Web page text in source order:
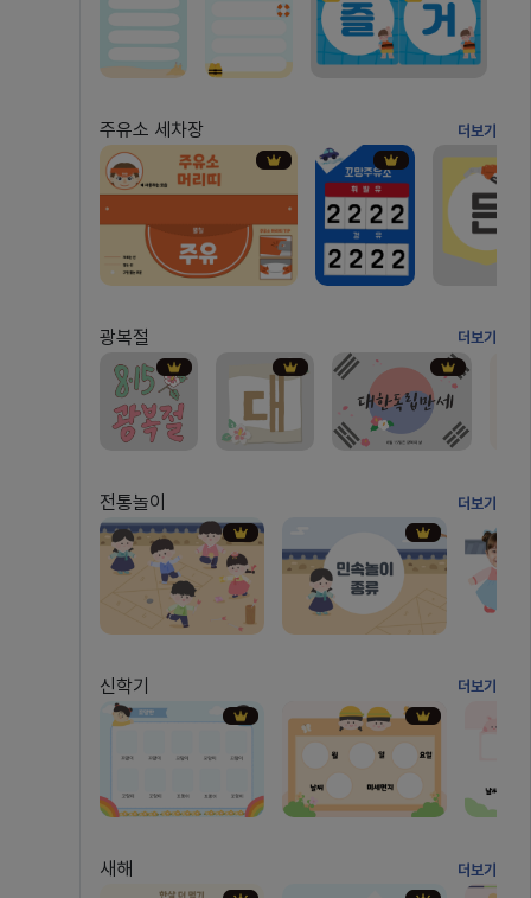
주유소 세차장 더보기
광복절 더보기
전통놀이 더보기
신학기 더보기
새해 더보기